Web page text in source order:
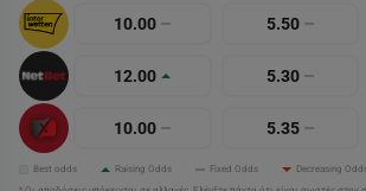
10.00 5.50
12.00 5.30
10.00 5.35
Best odds Raising Odds Fixed Odds
Decreasing